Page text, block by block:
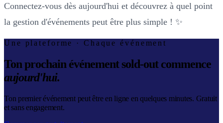
Connectez-vous dès aujourd'hui et découvrez à quel point
la gestion d'événements peut être plus simple ! ✨
Une plateforme · Chaque événement
Ton prochain événement sold-out commence
aujourd'hui.
Ton premier événement peut être en ligne en quelques minutes. Gratuit
et sans engagement.